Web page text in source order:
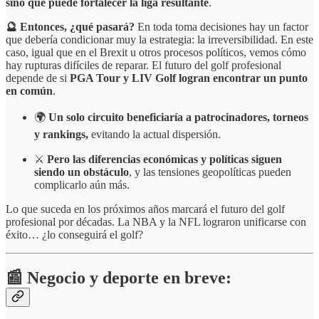
sino que puede fortalecer la liga resultante.
🔮 Entonces, ¿qué pasará? En toda toma decisiones hay un factor
que debería condicionar muy la estrategia: la irreversibilidad. En este
caso, igual que en el Brexit u otros procesos políticos, vemos cómo
hay rupturas difíciles de reparar. El futuro del golf profesional
depende de si PGA Tour y LIV Golf logran encontrar un punto
en común.
🌍 Un solo circuito beneficiaría a patrocinadores, torneos
y rankings, evitando la actual dispersión.
⚔️ Pero las diferencias económicas y políticas siguen
siendo un obstáculo, y las tensiones geopolíticas pueden
complicarlo aún más.
Lo que suceda en los próximos años marcará el futuro del golf
profesional por décadas. La NBA y la NFL lograron unificarse con
éxito… ¿lo conseguirá el golf?
📰 Negocio y deporte en breve: